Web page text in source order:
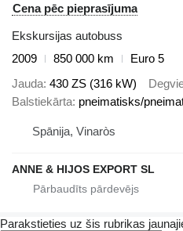
Cena pēc pieprasījuma
Ekskursijas autobuss
2009
850 000 km
Euro 5
Jauda 430 ZS (316 kW)
Balstiekārta pneimatisks/
Spānija, Vinaròs
ANNE & HIJOS EXPORT SL
Parakstieties uz šis rubrikas